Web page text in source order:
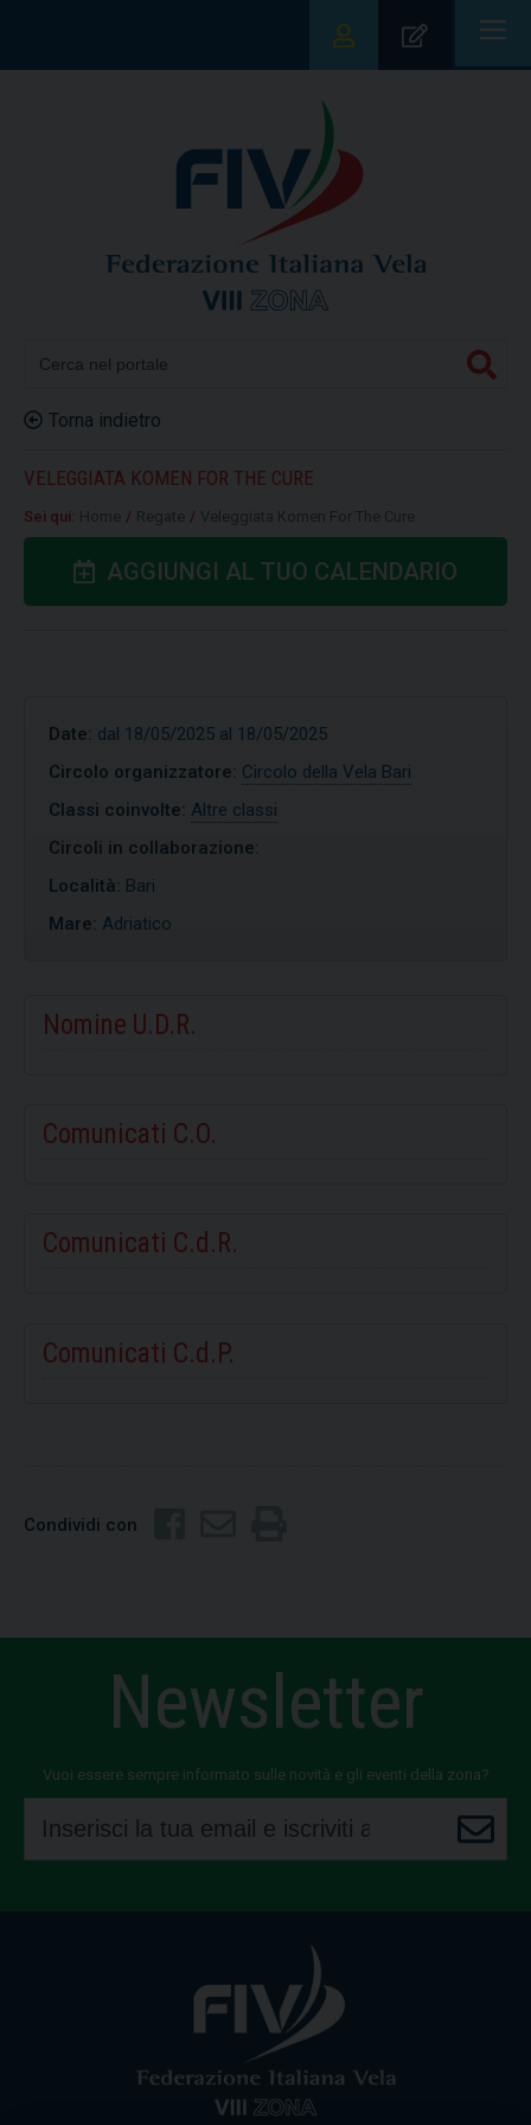
|||
Torna indietro
VELEGGIATA KOMEN FOR THE CURE
Sei qui: / /
AGGIUNGI AL TUO CALENDARIO
Date: dal 18/05/2025 al 18/05/2025
Circolo organizzatore: Circolo della Vela Bari
Classi coinvolte: Altre classi
Circoli in collaborazione:
Località: Bari
Mare: Adriatico
Nomine U.D.R.
Comunicati C.O.
Comunicati C.d.R.
Comunicati C.d.P.
Condividi con
Newsletter
Vuoi essere sempre informato sulle novità e gli eventi della zona?